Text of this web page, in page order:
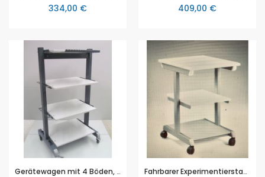
334,00 € 409,00 €
Gerätewagen mit 4 Böden, inkl. Stangenhalter und Kabelhalter Fahrbarer Experimentierstand (HxBxT 90 x 90 x 75 cm), Tischplatte 30 mm mit PP-Kante, inkl. Zwischenboden